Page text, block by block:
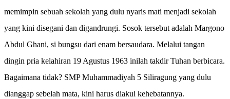
memimpin sebuah sekolah yang dulu nyaris mati menjadi sekolah
yang kini disegani dan digandrungi. Sosok tersebut adalah Margono
Abdul Ghani, si bungsu dari enam bersaudara. Melalui tangan
dingin pria kelahiran 19 Agustus 1963 inilah takdir Tuhan berbicara.
Bagaimana tidak? SMP Muhammadiyah 5 Siliragung yang dulu
dianggap sebelah mata, kini harus diakui kehebatannya.